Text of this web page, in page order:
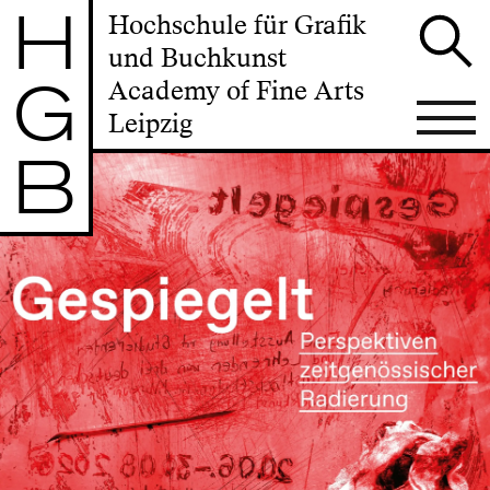
H
G
B
Hochschule für Grafik
und Buchkunst
Academy of Fine Arts
Leipzig